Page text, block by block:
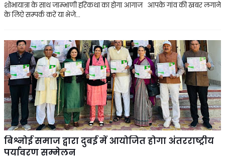
शोभायात्रा के साथ जाम्भाणी हरिकथा का होगा आगाज आपके गांव की खबर लगाने
के लिऐ सम्पर्क करें या भेजे…
बिश्नोई समाज द्वारा दुबई में आयोजित होगा अंतरराष्ट्रीय
पर्यावरण सम्मेलन